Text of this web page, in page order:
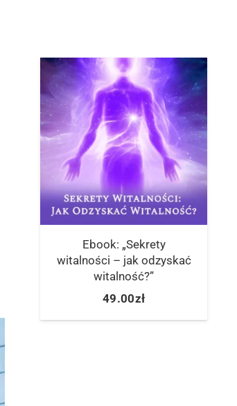
Ebook: „Sekrety
witalności – jak odzyskać
witalność?”
49.00zł